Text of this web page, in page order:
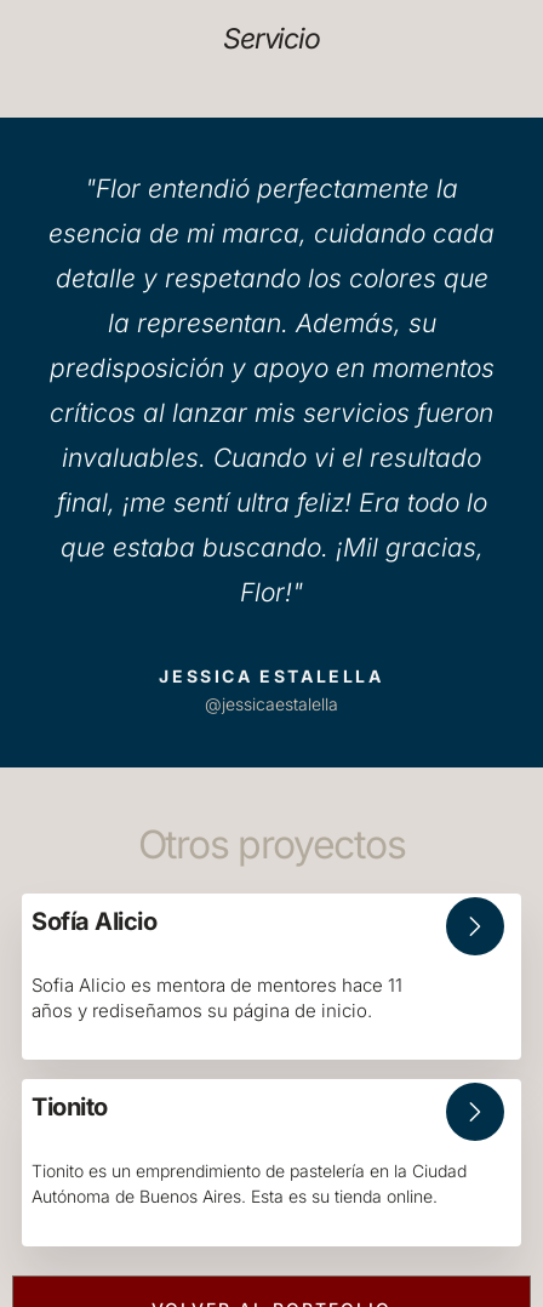
Servicio
"Flor entendió perfectamente la
esencia de mi marca, cuidando cada
detalle y respetando los colores que
la representan. Además, su
predisposición y apoyo en momentos
críticos al lanzar mis servicios fueron
invaluables. Cuando vi el resultado
final, ¡me sentí ultra feliz! Era todo lo
que estaba buscando. ¡Mil gracias,
Flor!"
JESSICA ESTALELLA
@jessicaestalella
Otros proyectos
Sofía Alicio
Sofia Alicio es mentora de mentores hace 11
años y rediseñamos su página de inicio.
Tionito
Tionito es un emprendimiento de pastelería en la Ciudad
Autónoma de Buenos Aires. Esta es su tienda online.